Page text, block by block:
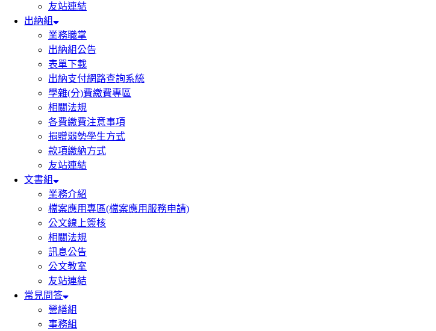
友站連結
出納組
業務職掌
出納組公告
表單下載
出納支付網路查詢系統
學雜(分)費繳費專區
相關法規
各費繳費注意事項
捐贈弱勢學生方式
款項繳納方式
友站連結
文書組
業務介紹
檔案應用專區(檔案應用服務申請)
公文線上簽核
相關法規
訊息公告
公文教室
友站連結
常見問答
營繕組
事務組